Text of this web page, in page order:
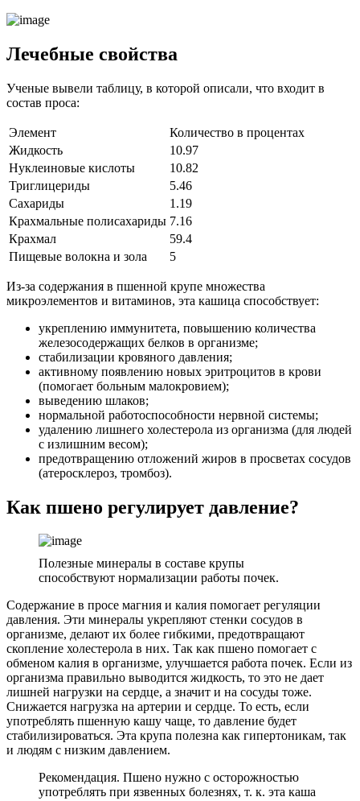
Лечебные свойства
Ученые вывели таблицу, в которой описали, что входит в
состав проса:
Элемент
Количество в процентах
Жидкость
10.97
Нуклеиновые кислоты
10.82
Триглицериды
5.46
Сахариды
1.19
Крахмальные полисахариды 7.16
Крахмал
59.4
Пищевые волокна и зола
5
Из-за содержания в пшенной крупе множества
микроэлементов и витаминов, эта кашица способствует:
укреплению иммунитета, повышению количества
железосодержащих белков в организме;
стабилизации кровяного давления;
активному появлению новых эритроцитов в крови
(помогает больным малокровием);
выведению шлаков;
нормальной работоспособности нервной системы;
удалению лишнего холестерола из организма (для людей
с излишним весом);
предотвращению отложений жиров в просветах сосудов
(атеросклероз, тромбоз).
Как пшено регулирует давление?
Полезные минералы в составе крупы
способствуют нормализации работы почек.
Содержание в просе магния и калия помогает регуляции
давления. Эти минералы укрепляют стенки сосудов в
организме, делают их более гибкими, предотвращают
скопление холестерола в них. Так как пшено помогает с
обменом калия в организме, улучшается работа почек. Если из
организма правильно выводится жидкость, то это не дает
лишней нагрузки на сердце, а значит и на сосуды тоже.
Снижается нагрузка на артерии и сердце. То есть, если
употреблять пшенную кашу чаще, то давление будет
стабилизироваться. Эта крупа полезна как гипертоникам, так
и людям с низким давлением.
Рекомендация. Пшено нужно с осторожностью
употреблять при язвенных болезнях, т. к. эта каша